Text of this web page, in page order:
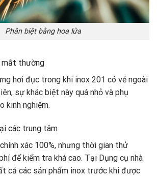
Phân biệt bằng hoa lửa
mắt thường
hơi đục trong khi inox 201 có vẻ ngoài
sự khác biệt này quá nhỏ và phụ
kinh nghiệm.
các trung tâm
xác 100%, nhưng thời gian thử
để kiểm tra khá cao. Tại Dụng cụ nhà
cả các sản phẩm inox trước khi được